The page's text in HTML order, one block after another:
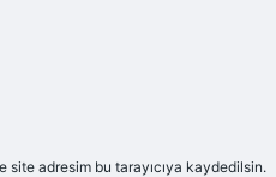
site adresim bu tarayıcıya kaydedilsin.